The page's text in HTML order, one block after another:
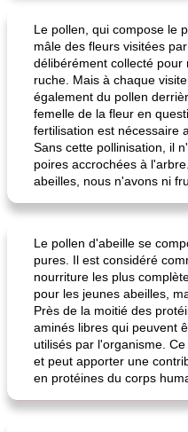
Le pollen, qui compose le
mâle des fleurs visitées
délibérément collecté pour
ruche. Mais à chaque
également du pollen
femelle de la fleur en
fertilisation est nécessaire
Sans cette pollinisation, il
poires accrochées à
abeilles, nous n'avons ni
Le pollen d'abeille se
pures. Il est considéré
nourriture les plus
pour les jeunes abeilles,
Près de la moitié des
aminés libres qui peuvent
utilisés par l'organisme.
et peut apporter une
en protéines du corps